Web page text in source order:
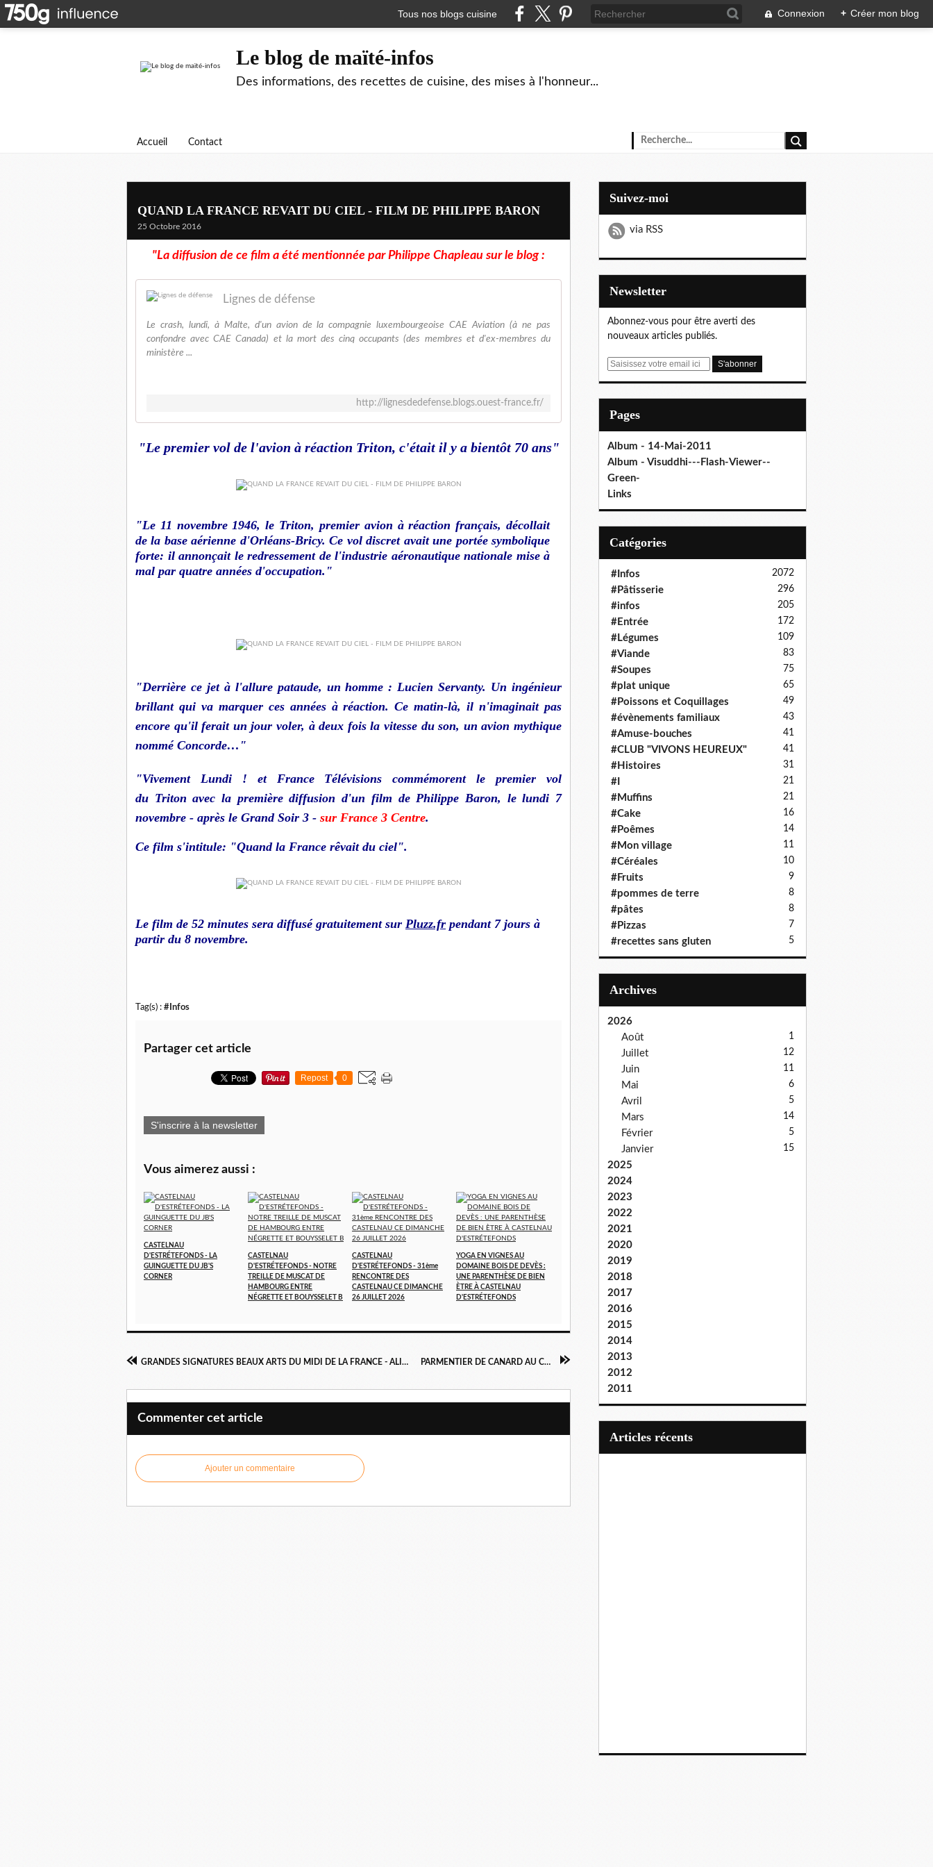
Tous nos blogs cuisine Connexion + Créer mon blog
Le blog de maïté-infos
Des informations, des recettes de cuisine, des mises à l'honneur...
Accueil Contact
QUAND LA FRANCE REVAIT DU CIEL - FILM DE PHILIPPE BARON
25 Octobre 2016
"La diffusion de ce film a été mentionnée par Philippe Chapleau sur le blog :
Lignes de défense
Le crash, lundi, à Malte, d'un avion de la compagnie luxembourgeoise CAE Aviation (à ne pas
confondre avec CAE Canada) et la mort des cinq occupants (des membres et d'ex-membres du
ministère ...
http://lignesdedefense.blogs.ouest-france.fr/
"Le premier vol de l'avion à réaction Triton, c'était il y a bientôt 70 ans"
"Le 11 novembre 1946, le Triton, premier avion à réaction français, décollait
de la base aérienne d'Orléans-Bricy. Ce vol discret avait une portée symbolique
forte: il annonçait le redressement de l'industrie aéronautique nationale mise à
mal par quatre années d'occupation."
"Derrière ce jet à l'allure pataude, un homme : Lucien Servanty. Un ingénieur
brillant qui va marquer ces années à réaction. Ce matin-là, il n'imaginait pas
encore qu'il ferait un jour voler, à deux fois la vitesse du son, un avion mythique
nomméConcorde…"
"Vivement Lundi ! et France Télévisions commémorent le premier vol
du Tritonavec la première diffusion d'un film de Philippe Baron, le lundi 7
novembre - après le Grand Soir 3 - sur France 3 Centre.
Ce film s'intitule: "Quand la France rêvait du ciel".
Le film de 52 minutes sera diffusé gratuitement sur Pluzz.fr pendant 7 jours à
partir du 8 novembre.
Tag(s) : #Infos
Partager cet article
Repost 0
S'inscrire à la newsletter
Vous aimerez aussi :
CASTELNAU
D'ESTRÉTEFONDS - LA
GUINGUETTE DU JB'S
CORNER
CASTELNAU
D'ESTRÉTEFONDS - NOTRE
TREILLE DE MUSCAT DE
HAMBOURG ENTRE
NÉGRETTE ET BOUYSSELET B
CASTELNAU
D'ESTRÉTEFONDS - 31ème
RENCONTRE DES
CASTELNAU CE DIMANCHE
26 JUILLET 2026
YOGA EN VIGNES AU
DOMAINE BOIS DE DEVÈS :
UNE PARENTHÈSE DE BIEN
ÈTRE À CASTELNAU
D'ESTRÉTEFONDS
GRANDES SIGNATURES BEAUX ARTS DU MIDI DE LA FRANCE - ALINE LLAREUS DINIER PARMENTIER DE CANARD AU CHOU FLEUR
Commenter cet article
Ajouter un commentaire
Suivez-moi
via RSS
Newsletter
Abonnez-vous pour être averti des
nouveaux articles publiés.
E
Pages
Album - 14-Mai-2011
Album - Visuddhi---Flash-Viewer--
Green-
Links
Catégories
#Infos 2072
#Pâtisserie 296
#infos 205
#Entrée 172
#Légumes 109
#Viande 83
#Soupes 75
#plat unique 65
#Poissons et Coquillages 49
#évènements familiaux 43
#Amuse-bouches 41
#CLUB "VIVONS HEUREUX" 41
#Histoires 31
#I 21
#Muffins 21
#Cake 16
#Poêmes 14
#Mon village 11
#Céréales 10
#Fruits 9
#pommes de terre 8
#pâtes 8
#Pizzas 7
#recettes sans gluten 5
Archives
2026
Août
1
Juillet 12
Juin 11
Mai 6
Avril 5
Mars 14
Février 5
Janvier 15
2025
2024
2023
2022
2021
2020
2019
2018
2017
2016
2015
2014
2013
2012
2011
articles récents